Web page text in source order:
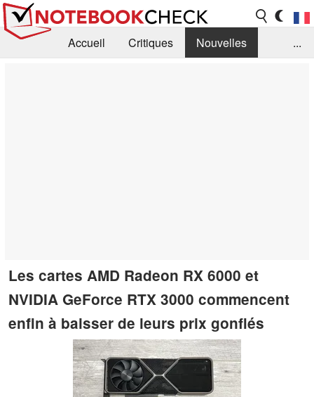
Accueil Critiques
Nouvelles
...
Les cartes AMD Radeon RX 6000 et
NVIDIA GeForce RTX 3000 commencent
enfin à baisser de leurs prix gonflés